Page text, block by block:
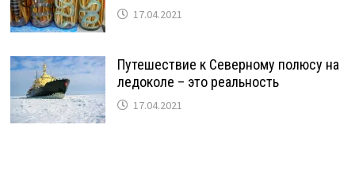
17.04.2021
Путешествие к Северному полюсу на
ледоколе – это реальность
17.04.2021